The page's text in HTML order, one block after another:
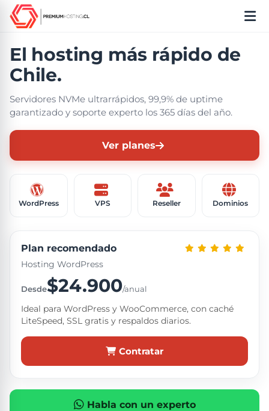
El hosting más rápido de
Chile.
Servidores NVMe ultrarrápidos, 99,9% de uptime
garantizado y soporte experto los 365 días del año.
Ver planes
WordPress VPS Reseller Dominios
Plan recomendado
Hosting WordPress
Desde$24.900/anual
Ideal para WordPress y WooCommerce, con caché
LiteSpeed, SSL gratis y respaldos diarios.
Contratar
Habla con un experto